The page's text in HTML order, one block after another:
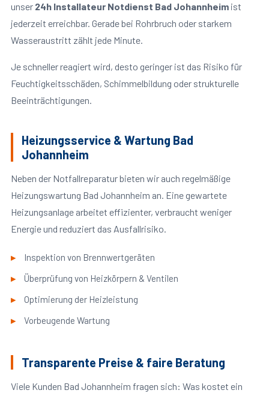
unser 24h Installateur Notdienst Bad Johannheimist
jederzeit erreichbar. Gerade bei Rohrbruch oder starkem
Wasseraustritt zählt jede Minute.
Je schneller reagiert wird, desto geringer ist das Risiko für
Feuchtigkeitsschäden, Schimmelbildung oder strukturelle
Beeinträchtigungen.
Heizungsservice & Wartung Bad
Johannheim
Neben der Notfallreparatur bieten wir auch regelmäßige
Heizungswartung Bad Johannheim an. Eine gewartete
Heizungsanlage arbeitet effizienter, verbraucht weniger
Energie und reduziert das Ausfallrisiko.
Inspektion von Brennwertgeräten
Überprüfung von Heizkörpern & Ventilen
Optimierung der Heizleistung
Vorbeugende Wartung
Transparente Preise & faire Beratung
Viele Kunden Bad Johannheim fragen sich: Was kostet ein